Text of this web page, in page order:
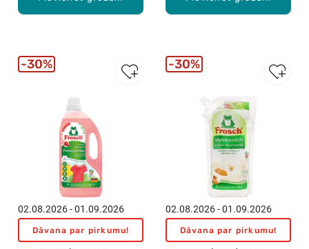
02.08.2026 - 01.09.2026
Dāvana par pirkumu!
30%
02.08.2026 - 01.09.2026
Dāvana par pirkumu!
30%